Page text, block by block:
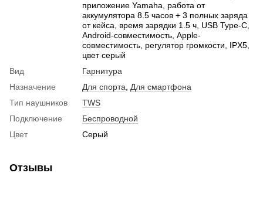
приложение Yamaha, работа от
аккумулятора 8.5 часов + 3 полных заряда
от кейса, время зарядки 1.5 ч, USB Type-C,
Android-совместимость, Apple-
совместимость, регулятор громкости, IPX5,
цвет серый
Вид
Гарнитура
Назначение
Для спорта
Для смартфона
Тип наушников
TWS
Подключение
Беспроводной
Цвет
Серый
Отзывы